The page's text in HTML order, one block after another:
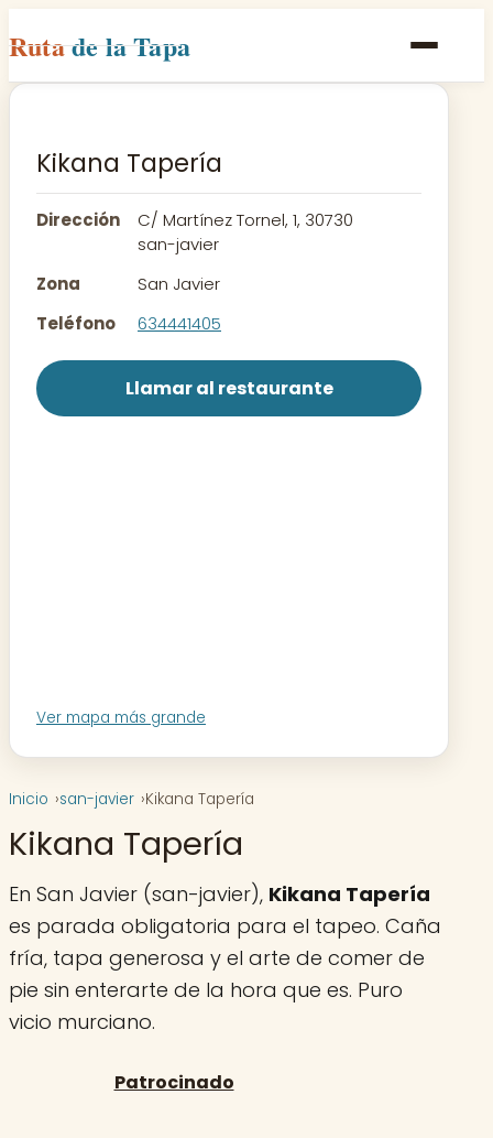
Rutade la Tapa
Inicio
Rutas
Contacto
Kikana Tapería
Dirección
C/ Martínez Tornel, 1, 30730
san-javier
Zona
San Javier
Teléfono
634441405
Llamar al restaurante
Ver mapa más grande
Inicio san-javier Kikana Tapería
Kikana Tapería
En San Javier (san-javier), Kikana Tapería
es parada obligatoria para el tapeo. Caña
fría, tapa generosa y el arte de comer de
pie sin enterarte de la hora que es. Puro
vicio murciano.